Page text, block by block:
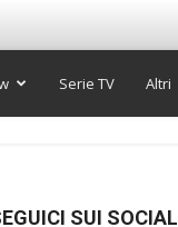
Serie TV Altri
SUI SOCIAL